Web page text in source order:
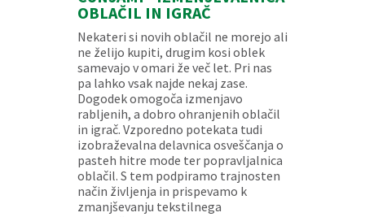
OBLAČIL IN IGRAČ
Nekateri si novih oblačil ne morejo ali
ne želijo kupiti, drugim kosi oblek
samevajo v omari že več let. Pri nas
pa lahko vsak najde nekaj zase.
Dogodek omogoča izmenjavo
rabljenih, a dobro ohranjenih oblačil
in igrač. Vzporedno potekata tudi
izobraževalna delavnica osveščanja o
pasteh hitre mode ter popravljalnica
oblačil. S tem podpiramo trajnosten
način življenja in prispevamo k
zmanjševanju tekstilnega